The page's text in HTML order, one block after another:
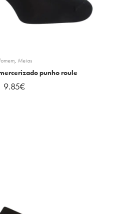
, Meias
punho roule
9.85€